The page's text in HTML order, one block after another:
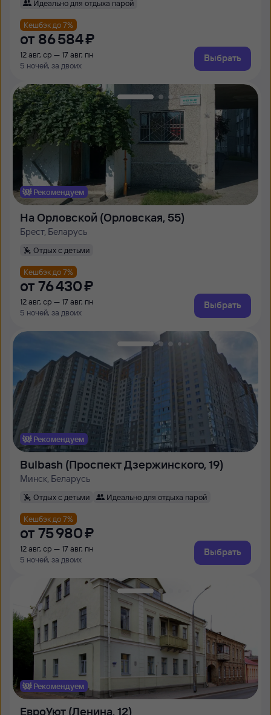
Идеально для отдыха парой
Кешбэк до 7%
от 86 ⁠584 ⁠₽
12 авг, ср — 17 авг, пн
5 ночей, за двоих
Выбрать
Рекомендуем
На Орловской (Орловская, 55)
Брест, Беларусь
Отдых с детьми
Кешбэк до 7%
от 76 ⁠430 ⁠₽
12 авг, ср — 17 авг, пн
5 ночей, за двоих
Выбрать
Рекомендуем
Bulbash (Проспект Дзержинского, 19)
Минск, Беларусь
Отдых с детьми Идеально для отдыха парой
Кешбэк до 7%
от 75 ⁠980 ⁠₽
12 авг, ср — 17 авг, пн
5 ночей, за двоих
Выбрать
Рекомендуем
ЕвроУют (Ленина, 12)